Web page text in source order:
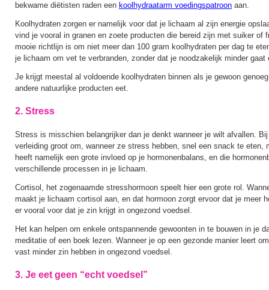
bekwame diëtisten raden een koolhydraatarm voedingspatroon aan.
Koolhydraten zorgen er namelijk voor dat je lichaam al zijn energie
vind je vooral in granen en zoete producten die bereid zijn met suiker of
mooie richtlijn is om niet meer dan 100 gram koolhydraten per dag te
je lichaam om vet te verbranden, zonder dat je noodzakelijk minder gaat
Je krijgt meestal al voldoende koolhydraten binnen als je gewoon
andere natuurlijke producten eet.
2. Stress
Stress is misschien belangrijker dan je denkt wanneer je wilt afvallen.
verleiding groot om, wanneer ze stress hebben, snel een snack te eten,
heeft namelijk een grote invloed op je hormonenbalans, en die
verschillende processen in je lichaam.
Cortisol, het zogenaamde stresshormoon speelt hier een grote rol.
maakt je lichaam cortisol aan, en dat hormoon zorgt ervoor dat je meer
er vooral voor dat je zin krijgt in ongezond voedsel.
Het kan helpen om enkele ontspannende gewoonten in te bouwen in je
meditatie of een boek lezen. Wanneer je op een gezonde manier leert
vast minder zin hebben in ongezond voedsel.
3. Je eet geen “echt voedsel”